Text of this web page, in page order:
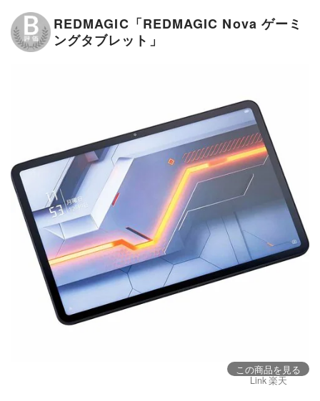
REDMAGIC「REDMAGIC Nova ゲーミ
ングタブレット」
この商品を見る
Link 楽天